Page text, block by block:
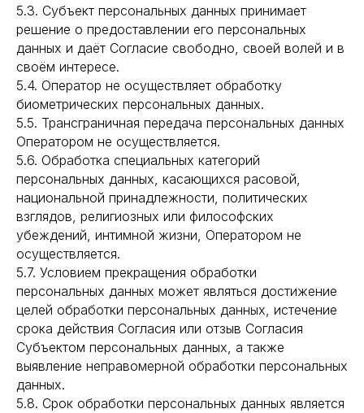
5.3. Субъект персональных данных принимает
решение о предоставлении его персональных
данных и даёт Согласие свободно, своей волей и в
своём интересе.
5.4. Оператор не осуществляет обработку
биометрических персональных данных.
5.5. Трансграничная передача персональных данных
Оператором не осуществляется.
5.6. Обработка специальных категорий
персональных данных, касающихся расовой,
национальной принадлежности, политических
взглядов, религиозных или философских
убеждений, интимной жизни, Оператором не
осуществляется.
5.7. Условием прекращения обработки
персональных данных может являться достижение
целей обработки персональных данных, истечение
срока действия Согласия или отзыв Согласия
Субъектом персональных данных, а также
выявление неправомерной обработки персональных
данных.
5.8. Срок обработки персональных данных является